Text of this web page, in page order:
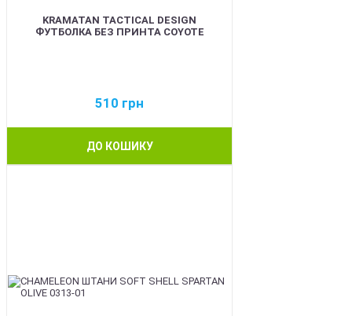
KRAMATAN TACTICAL DESIGN
ФУТБОЛКА БЕЗ ПРИНТА COYOTE
510 грн
ДО КОШИКУ